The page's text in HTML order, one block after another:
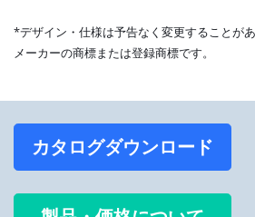
*デザイン・仕様は予告なく変更することが
メーカーの商標または登録商標です。
カタログダウンロード